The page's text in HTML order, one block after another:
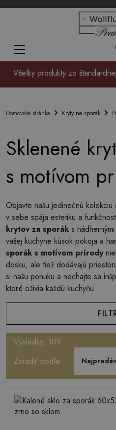
Všetky produkty zo
Domovská stránka Kryty na sporák
Sklenené
s motívom
Objavte našu jedinečnú kolekciu
v sebe spája estetiku a
krytov za sporák s
vašej kuchyne kúsok pokoja a
sporák s motívom prírody
dosku, ale tiež dodávajú
si našu ponuku a nechajte sa
ktoré oživia každú kuchyňu.
Výsledky: 109
Zoradiť podľa: